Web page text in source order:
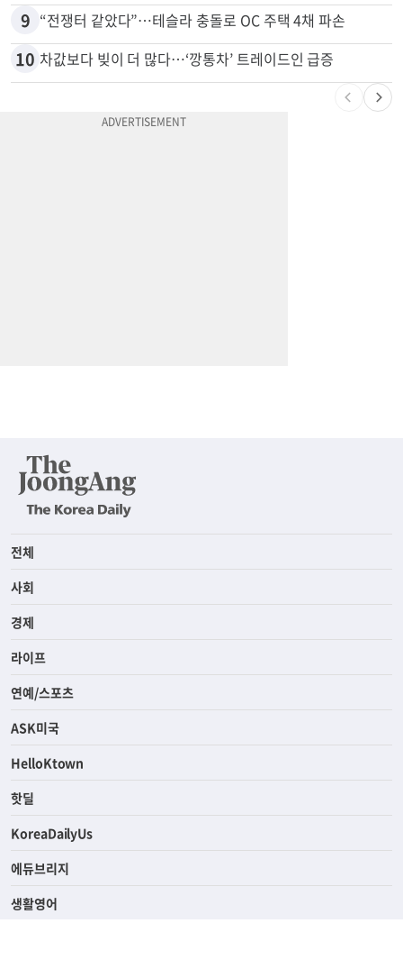
8 변호사시험 중 심정지 온 한인, 뉴욕주 제소
9 “전쟁터 같았다”…테슬라 충돌로 OC 주택 4채 파손
전체
사회
경제
라이프
연예/스포츠
ASK미국
HelloKtown
핫딜
KoreaDailyUs
에듀브리지